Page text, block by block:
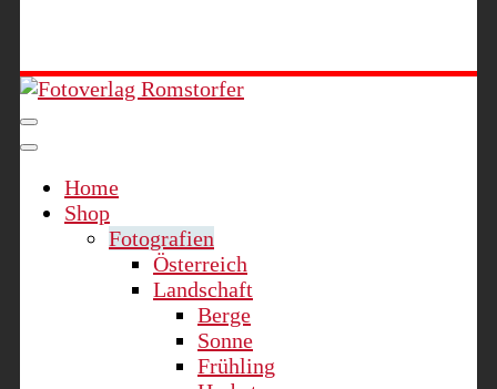
Home
Shop
Fotografien
Österreich
Landschaft
Berge
Sonne
Frühling